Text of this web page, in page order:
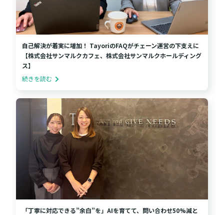
自己解決が着実に増加！ TayoriのFAQがチェーン運営の下支えに
【株式会社サンマルクカフェ、株式会社サンマルクホールディング
ス】
続きを読む
「丁寧に対応できる”余白”を」AIを育てて、問い合わせ50%減と